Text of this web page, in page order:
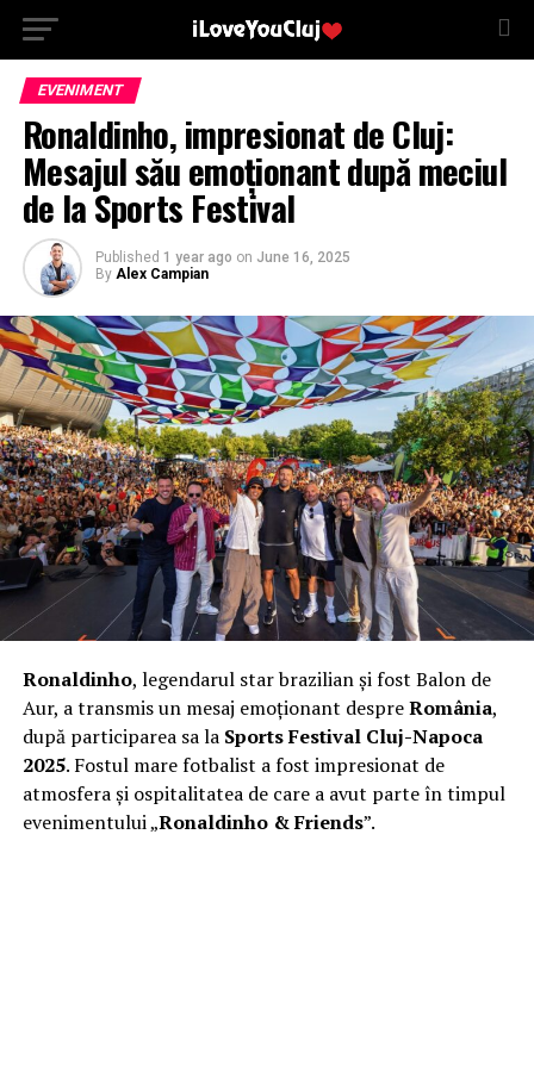
EVENIMENT
Ronaldinho, impresionat de Cluj:
Mesajul său emoționant după meciul
de la Sports Festival
Published 1 year ago on June 16, 2025
By Alex Campian
Ronaldinho, legendarul star brazilian și fost Balon de
Aur, a transmis un mesaj emoționant despreRomânia,
după participarea sa la Sports Festival Cluj-Napoca
2025. Fostul mare fotbalist a fost impresionat de
atmosfera și ospitalitatea de care a avut parte în timpul
evenimentului „Ronaldinho & Friends”.